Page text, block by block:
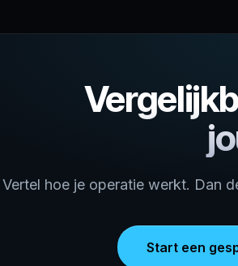
Vertel hoe je operatie werkt. Dan
Start een